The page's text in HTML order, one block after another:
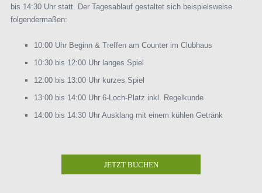
bis 14:30 Uhr statt. Der Tagesablauf gestaltet sich beispielsweise
folgendermaßen:
10:00 Uhr Beginn & Treffen am Counter im Clubhaus
10:30 bis 12:00 Uhr langes Spiel
12:00 bis 13:00 Uhr kurzes Spiel
13:00 bis 14:00 Uhr 6-Loch-Platz inkl. Regelkunde
14:00 bis 14:30 Uhr Ausklang mit einem kühlen Getränk
JETZT BUCHEN